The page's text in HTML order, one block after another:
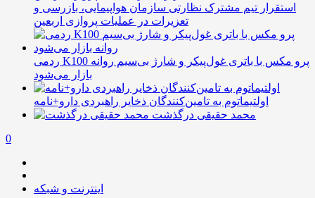
استقرار تیم مشترک نظارتی سازمان هواپیمایی، بازرسی و
تعزیرات در عملیات پروازی اربعین
ردمی K100 پرو مکس با باتری غول‌پیکر و شارژ بی‌سیم روانه
بازار می‌شود
اولتیماتوم به تامین‌کنندگان ذخایر راهبردی دارو+نامه
محمد حقیقی درگذشت
0
اینترنت و شبکه